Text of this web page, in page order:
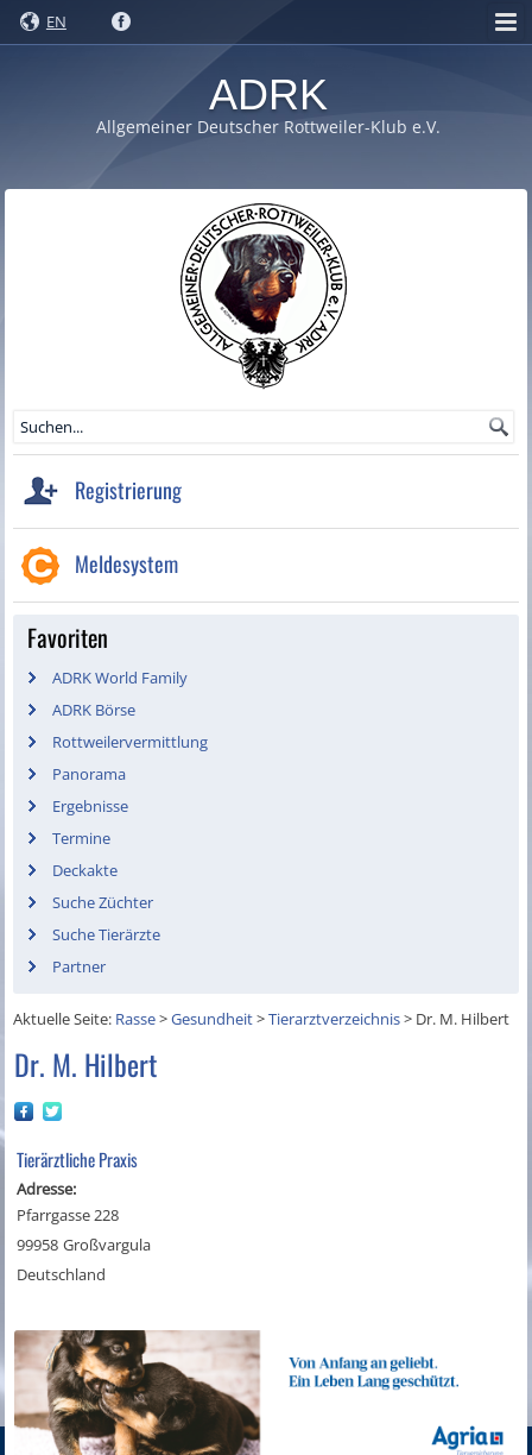
EN
ADRK
Allgemeiner Deutscher Rottweiler-Klub e.V.
Registrierung
Meldesystem
Favoriten
ADRK World Family
ADRK Börse
Rottweilervermittlung
Panorama
Ergebnisse
Termine
Deckakte
Suche Züchter
Suche Tierärzte
Partner
Aktuelle Seite: Rasse>Gesundheit>Tierarztverzeichnis> Dr. M. Hilbert
Dr. M. Hilbert
Tierärztliche Praxis
Adresse:
Pfarrgasse 228
99958 Großvargula
Deutschland